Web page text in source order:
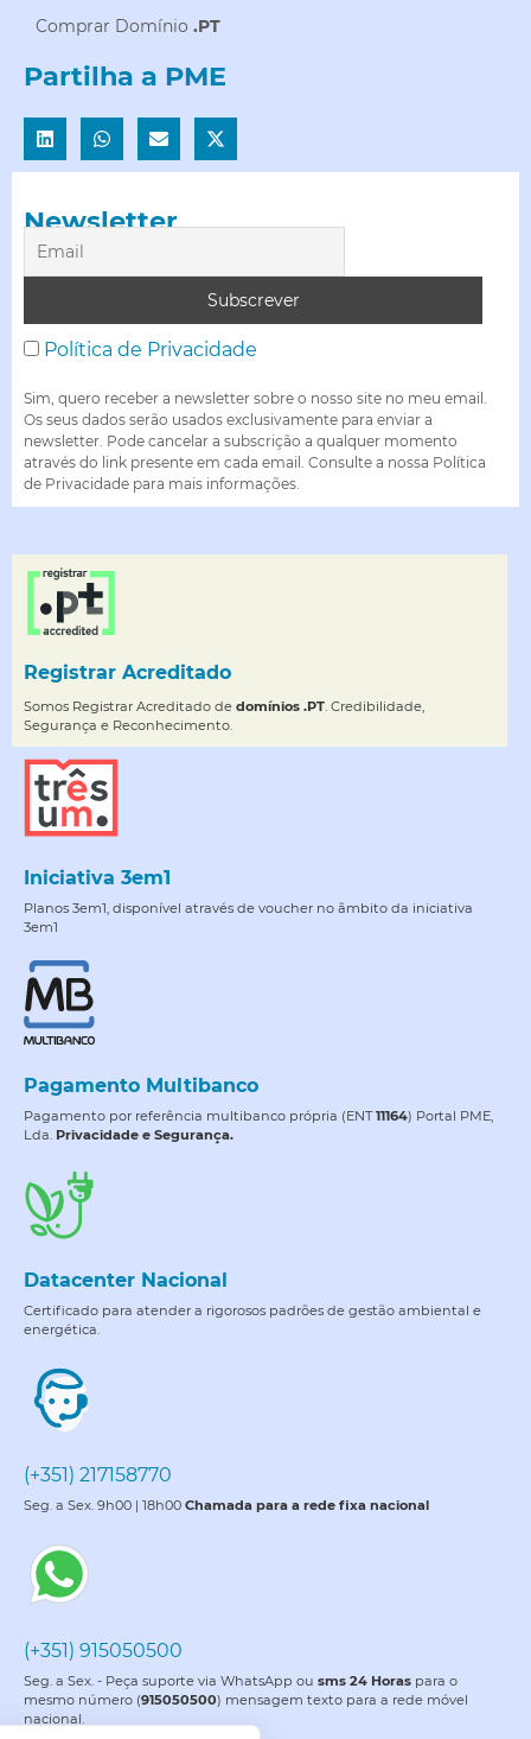
Comprar Domínio .PT
Partilha a PME
Newsletter
Política de Privacidade
Sim, quero receber a newsletter sobre o nosso site no meu email.
Os seus dados serão usados exclusivamente para enviar a
newsletter. Pode cancelar a subscrição a qualquer momento
através do link presente em cada email. Consulte a nossa Política
de Privacidade para mais informações.
Registrar Acreditado
Somos Registrar Acreditado de domínios .PT . Credibilidade,
Segurança e Reconhecimento.
Iniciativa 3em1
Planos 3em1, disponível através de voucher no âmbito da iniciativa
3em1
Pagamento Multibanco
Pagamento por referência multibanco própria (ENT11164) Portal PME,
Lda. Privacidade e Segurança.
Datacenter Nacional
Certificado para atender a rigorosos padrões de gestão ambiental e
energética.
(+351) 217158770
Seg. a Sex. 9h00 | 18h00 Chamada para a rede fixa nacional
(+351) 915050500
Seg. a Sex. - Peça suporte via WhatsApp ou sms 24 Horas para o
mesmo número (915050500) mensagem texto para a rede móvel
nacional.